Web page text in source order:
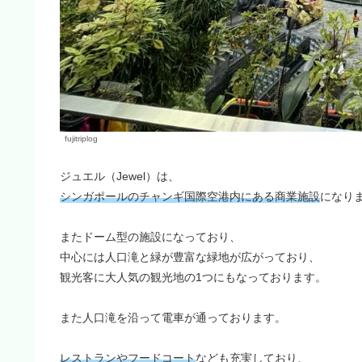
fujitriplog
ジュエル（Jewel）は、
シンガポールのチャンギ国際空港内にある商業施設になり
またドーム型の施設になっており、
中心には人口滝と緑が豊富な緑地が広がっており、
観光客に大人気の観光地の1つにもなっております。
また人口滝を沿って電車が通っております。
レストランやフードコートなども充実しており、